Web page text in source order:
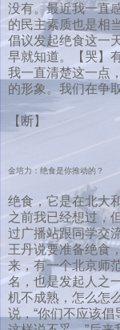
没有。最近我一直
的民主素质也是相
倡议发起绝食这一
早就知道。【哭】
我一直清楚这一点
的形象。我们在争
【断】
金培力：绝食是你推动的？
绝食，它是在北大
之前我已经想过，
过广播站跟同学交
王丹说要准备绝
来，有一个北京师
名，也是发起人之
机不成熟，怎么怎
说，“你们不应该